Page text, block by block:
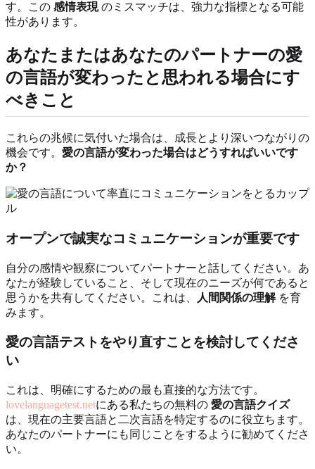
す。この 感情表現のミスマッチは、強力な指標となる可能
性があります。
あなたまたはあなたのパートナーの愛
の言語が変わったと思われる場合にす
べきこと
これらの兆候に気付いた場合は、成長とより深いつながりの
機会です。 愛の言語が変わった場合はどうすればいいです
か？
オープンで誠実なコミュニケーションが重要です
自分の感情や観察についてパートナーと話してください。あ
なたが経験していること、そして現在のニーズが何であると
思うかを共有してください。これは、
人間関係の理解を育
みます。
愛の言語テストをやり直すことを検討してくださ
い
これは、明確にするための最も直接的な方法です。
lovelanguagetest.netにある私たちの無料の 愛の言語クイズ
は、現在の主要言語と二次言語を特定するのに役立ちます。
あなたのパートナーにも同じことをするように勧めてくださ
い。